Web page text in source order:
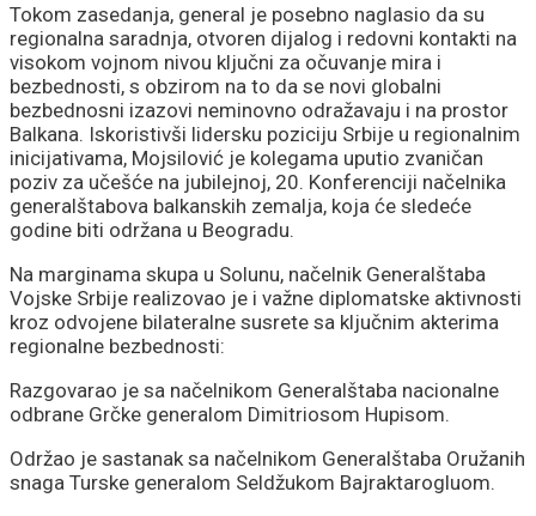
Tokom zasedanja, general je posebno naglasio da su
regionalna saradnja, otvoren dijalog i redovni kontakti na
visokom vojnom nivou ključni za očuvanje mira i
bezbednosti, s obzirom na to da se novi globalni
bezbednosni izazovi neminovno odražavaju i na prostor
Balkana. Iskoristivši lidersku poziciju Srbije u regionalnim
inicijativama, Mojsilović je kolegama uputio zvaničan
poziv za učešće na jubilejnoj, 20. Konferenciji načelnika
generalštabova balkanskih zemalja, koja će sledeće
godine biti održana u Beogradu.
Na marginama skupa u Solunu, načelnik Generalštaba
Vojske Srbije realizovao je i važne diplomatske aktivnosti
kroz odvojene bilateralne susrete sa ključnim akterima
regionalne bezbednosti:
Razgovarao je sa načelnikom Generalštaba nacionalne
odbrane Grčke generalom Dimitriosom Hupisom.
Održao je sastanak sa načelnikom Generalštaba Oružanih
snaga Turske generalom Seldžukom Bajraktarogluom.